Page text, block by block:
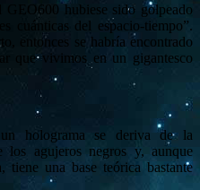
GEO600 hubiese sido golpeado
cuánticas del espacio-tiempo”.
entonces se habría encontrado
que vivimos en un gigantesco
holograma se deriva de la
los agujeros negros y, aunque
tiene una base teórica bastante